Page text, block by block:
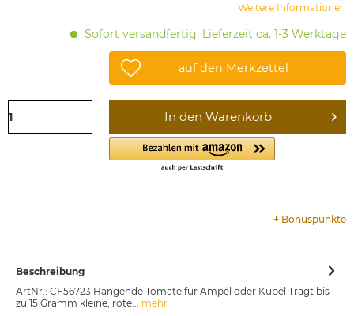
Weitere Informationen
Sofort versandfertig, Lieferzeit ca. 1-3 Werktage
auf den Merkzettel
In den Warenkorb
+ Bonuspunkte
Beschreibung
ArtNr.: CF56723 Hängende Tomate für Ampel oder Kübel Trägt bis
zu 15 Gramm kleine, rote...
mehr